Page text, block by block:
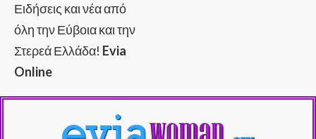
Ειδήσεις και νέα από
όλη την Εύβοια και την
Στερεά Ελλάδα! Evia
Online